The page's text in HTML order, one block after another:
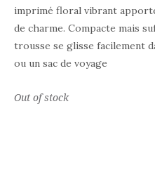
imprimé floral vibrant
de charme. Compacte mais
trousse se glisse facilement
ou un sac de voyage
Out of stock